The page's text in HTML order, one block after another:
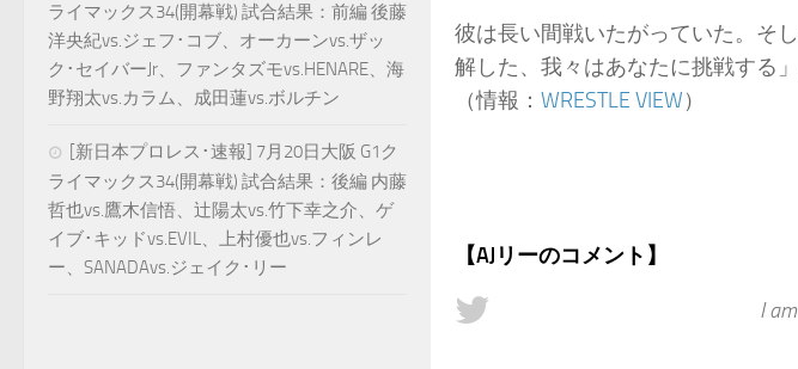
彼は長い間戦いたがっていた。そ
解した、我々はあなたに挑戦する」
（情報： WRESTLE VIEW）
【AJリーのコメント】
I
ライマックス34(開幕戦) 試合結果：前編 後藤
洋央紀vs.ジェフ･コブ、オーカーンvs.ザッ
ク･セイバーJr、ファンタズモvs.HENARE、海
野翔太vs.カラム、成田蓮vs.ボルチン
[新日本プロレス･速報] 7月20日大阪 G1ク
ライマックス34(開幕戦) 試合結果：後編 内藤
哲也vs.鷹木信悟、辻陽太vs.竹下幸之介、ゲ
イブ･キッドvs.EVIL、上村優也vs.フィンレ
ー、SANADAvs.ジェイク･リー